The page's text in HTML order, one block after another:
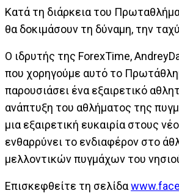
Κατά τη διάρκεια του
θα δοκιμάσουν τη δύναμη, την
Ο ιδρυτής της ForexTime,
που χορηγούμε αυτό το
παρουσιάσει ένα εξαιρετικό
ανάπτυξη του αθλήματος της
μια εξαιρετική ευκαιρία στους
ενθαρρύνει το ενδιαφέρον στο
μελλοντικών πυγμάχων του
Επισκεφθείτε τη σελίδα